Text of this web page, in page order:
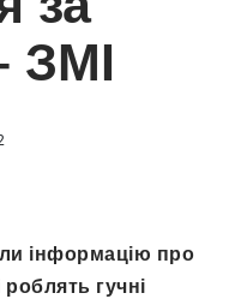
ЗМІ
інформацію про
роблять гучні